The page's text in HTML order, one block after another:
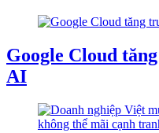
Google Cloud
AI